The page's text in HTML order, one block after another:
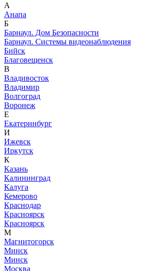
А
Анапа
Б
Барнаул. Дом Безопасности
Барнаул. Системы видеонаблюдения
Бийск
Благовещенск
В
Владивосток
Владимир
Волгоград
Воронеж
Е
Екатеринбург
И
Ижевск
Иркутск
К
Казань
Калининград
Калуга
Кемерово
Краснодар
Красноярск
Красноярск
М
Магнитогорск
Минск
Минск
Москва